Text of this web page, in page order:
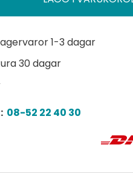
1-3 dagar
30 dagar
08-52 22 40 30